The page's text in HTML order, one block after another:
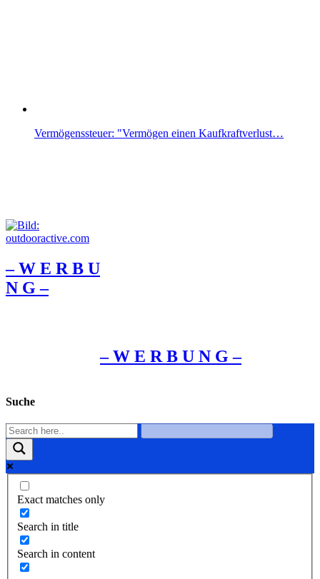
Vermögenssteuer: "Vermögen einen Kaufkraftverlust…
– W Ε R Β U
Ν G –
– W Ε R Β U Ν G –
Suche
Exact matches only
Search in title
Search in content